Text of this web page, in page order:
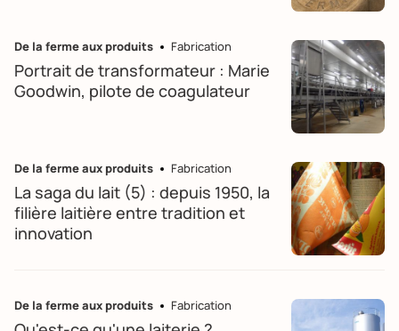
De la ferme aux produits Fabrication
Portrait de transformateur : Marie
Goodwin, pilote de coagulateur
De la ferme aux produits Fabrication
La saga du lait (5) : depuis 1950, la
filière laitière entre tradition et
innovation
De la ferme aux produits Fabrication